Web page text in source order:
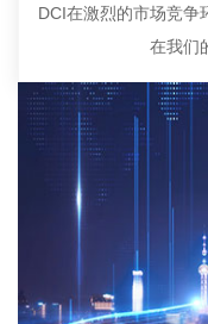
DCI在激烈的市场竞争
在我们